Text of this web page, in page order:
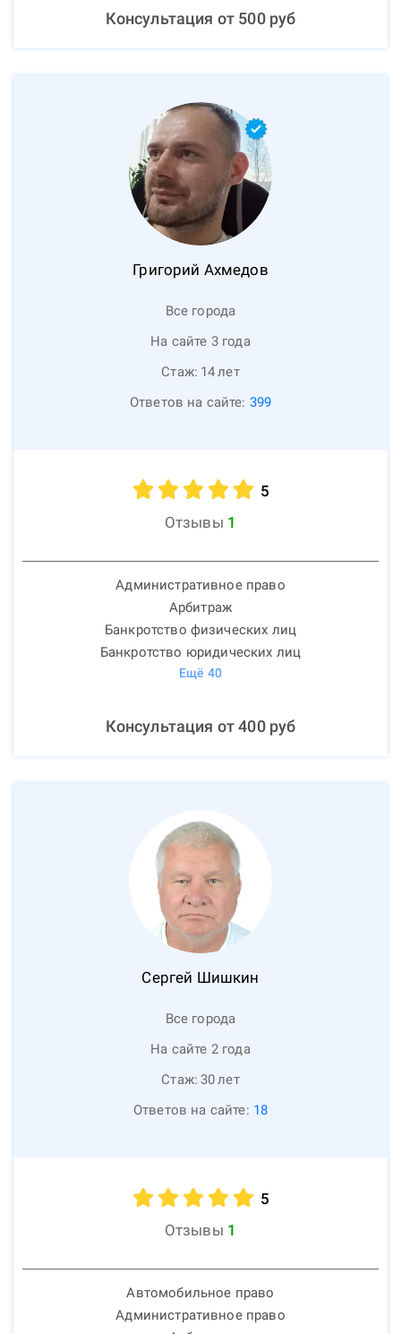
Консультация от 500руб
Григорий Ахмедов
Все города
На сайте 3 года
Стаж: 14лет
Ответов на сайте: 399
5
Отзывы 1
Административное право
Арбитраж
Банкротство физических лиц
Банкротство юридических лиц
Ещё 40
Консультация от400руб
Сергей Шишкин
Все города
На сайте 2 года
Стаж: 30лет
Ответов на сайте: 18
5
Отзывы 1
Автомобильное право
Административное право